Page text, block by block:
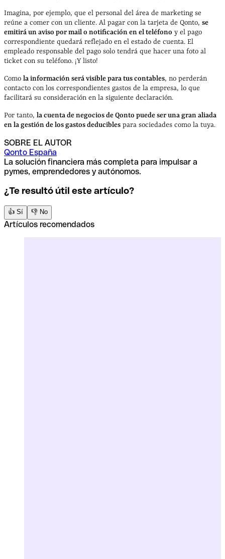
Imagina, por ejemplo, que el personal del área de marketing se
reúne a comer con un cliente. Al pagar con la tarjeta de Qonto, se
emitirá un aviso por mail o notificación en el teléfono y el pago
correspondiente quedará reflejado en el estado de cuenta. El
empleado responsable del pago solo tendrá que hacer una foto al
ticket con su teléfono. ¡Y listo!
Como la información será visible para tus contables, no perderán
contacto con los correspondientes gastos de la empresa, lo que
facilitará su consideración en la siguiente declaración.
Por tanto, la cuenta de negocios de Qonto puede ser una gran aliada
en la gestión de los gastos deducibles para sociedades como la tuya.
SOBRE EL AUTOR
Qonto España
La solución financiera más completa para impulsar a
pymes, emprendedores y autónomos.
¿Te resultó útil este artículo?
👍 Sí 👎 No
Artículos recomendados